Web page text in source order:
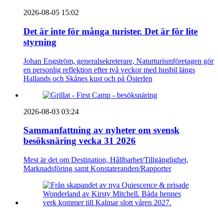
2026-08-05 15:02
Det är inte för många turister. Det är för lite
styrning
Johan Engström, generalsekreterare, Naturturismföretagen gör
en personlig reflektion efter två veckor med husbil längs
Hallands och Skånes kust och på Österlen
2026-08-03 03:24
Sammanfattning av nyheter om svensk
besöksnäring vecka 31 2026
Mest är det om Destination, Hållbarhet/Tillgänglighet,
Marknadsföring samt Konstateranden/Rapporter